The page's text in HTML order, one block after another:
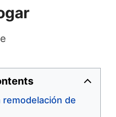
remodelación de